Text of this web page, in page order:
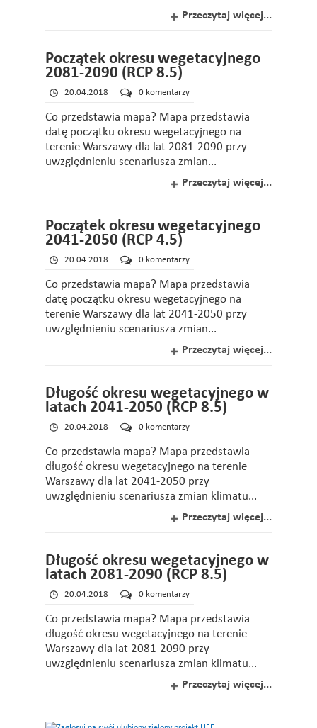
Przeczytaj więcej...
Początek okresu wegetacyjnego
2081-2090 (RCP 8.5)
20.04.2018 0 komentarzy
Co przedstawia mapa? Mapa przedstawia
datę początku okresu wegetacyjnego na
terenie Warszawy dla lat 2081-2090 przy
uwzględnieniu scenariusza zmian...
Przeczytaj więcej...
Początek okresu wegetacyjnego
2041-2050 (RCP 4.5)
20.04.2018 0 komentarzy
Co przedstawia mapa? Mapa przedstawia
datę początku okresu wegetacyjnego na
terenie Warszawy dla lat 2041-2050 przy
uwzględnieniu scenariusza zmian...
Przeczytaj więcej...
Długość okresu wegetacyjnego w
latach 2041-2050 (RCP 8.5)
20.04.2018 0 komentarzy
Co przedstawia mapa? Mapa przedstawia
długość okresu wegetacyjnego na terenie
Warszawy dla lat 2041-2050 przy
uwzględnieniu scenariusza zmian klimatu...
Przeczytaj więcej...
Długość okresu wegetacyjnego w
latach 2081-2090 (RCP 8.5)
20.04.2018 0 komentarzy
Co przedstawia mapa? Mapa przedstawia
długość okresu wegetacyjnego na terenie
Warszawy dla lat 2081-2090 przy
uwzględnieniu scenariusza zmian klimatu...
Przeczytaj więcej...